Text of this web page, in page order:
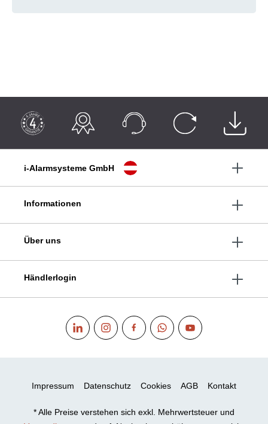
i-Alarmsysteme GmbH
Informationen
Über uns
Händlerlogin
Impressum Datenschutz Cookies AGB Kontakt
* Alle Preise verstehen sich exkl. Mehrwertsteuer und